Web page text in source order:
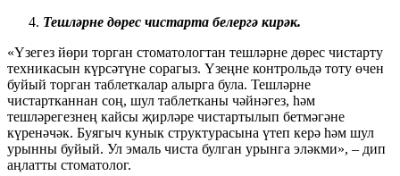
Тешләрне дөрес чистарта белергә кирәк.
«Үзегез йөри торган стоматологтан тешләрне дөрес чистарту
техникасын күрсәтүне сорагыз. Үзеңне контрольдә тоту өчен
буйый торган таблеткалар алырга була. Тешләрне
чистартканнан соң, шул таблетканы чәйнәгез, һәм
тешләрегезнең кайсы җирләре чистартылып бетмәгәне
күренәчәк. Буягыч кунык структурасына үтеп керә һәм шул
урынны буйый. Ул эмаль чиста булган урынга эләкми», – дип
аңлатты стоматолог.